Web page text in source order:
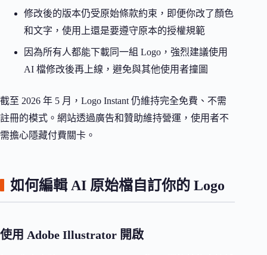
修改後的版本仍受原始條款約束，即便你改了顏色
和文字，使用上還是要遵守原本的授權規範
因為所有人都能下載同一組 Logo，強烈建議使用
AI 檔修改後再上線，避免與其他使用者撞圖
截至 2026 年 5 月，Logo Instant 仍維持完全免費、不需
註冊的模式。網站透過廣告和贊助維持營運，使用者不
需擔心隱藏付費關卡。
如何編輯 AI 原始檔自訂你的 Logo
使用 Adobe Illustrator 開啟